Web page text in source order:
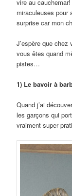
vire au
miraculeuses pour
surprise car mon
J’espère que
vous êtes quand
pistes…
1) Le bavoir à
Quand j’ai
les garçons qui
vraiment super